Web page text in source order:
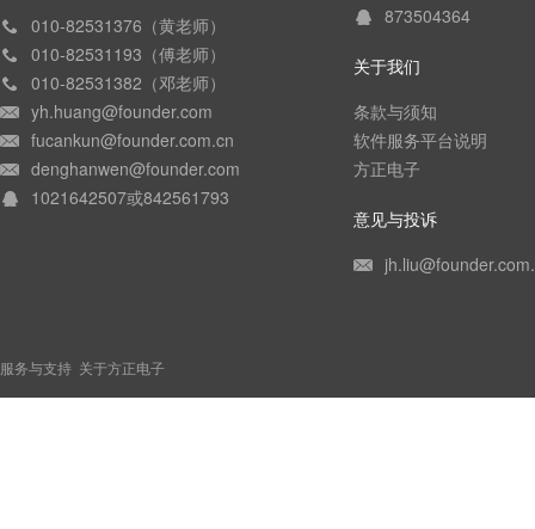
010-82531376（黄老师）
010-82531193（傅老师）
010-82531382（邓老师）
yh.huang@founder.com
fucankun@founder.com.cn
denghanwen@founder.com
1021642507或842561793
873504364
关于我们
条款与须知
软件服务平台说明
方正电子
意见与投诉
服务与支持 关于方正电子